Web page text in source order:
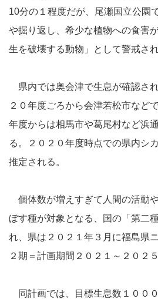
10分の１程度だが、尾瀬国立公園
や掘り返し、希少な植物への食害
生を破壊する動物」として警戒され
県内では奥会津で生息が確認さ
２０年度ごろから会津若松市など
年度からは相馬市や葛尾村など浜
る。２０２０年度時点での県内シ
推定される。
個体数が増えすぎて人間の活動
ぼす種が対象となる、国の「第二
れ、県は２０２１年３月に福島県
２期＝計画期間２０２１～２０２
同計画では、目標生息数１００